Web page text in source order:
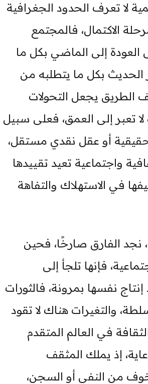
لا تعرف الحدود الجغرافية
الاكتمال، فالمجتمع
العودة إلى الماضي بكل ما
الحديث بكل ما يتطلبه من
الطريق يجعل التحولات
لا تعبر إلى العمق، فعلى سبيل
حقيقية أو عقل نقدي مستقل،
واجتماعية تعيد تقييدها
في الاستهلاك والتفاهة
نجد الفارق صارخًا، فحين
فإنها تلجأ إلى
نفسها بمرونة، فالثورات
والتغيرات هناك لا تقود
في العالم المتقدم
إذ يملك المثقف
خوف من النفي أو السجن،